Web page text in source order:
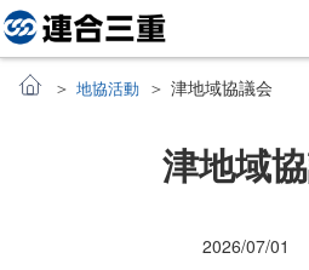
地協活動 津地域協議会
津地域
2026/07/01